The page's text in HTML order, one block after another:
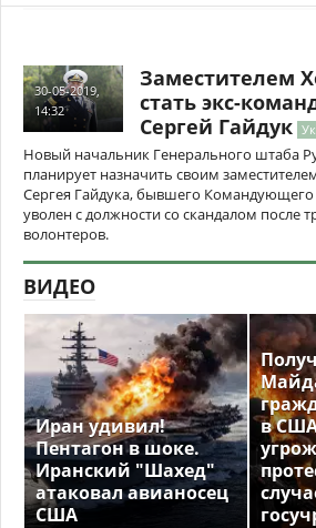
30-05-2019,
14:32
Заместителем
стать экс-
Сергей Гайдук
Новый начальник Генерального штаба
планирует назначить своим
Сергея Гайдука, бывшего
уволен с должности со скандалом после
волонтеров.
ВИДЕО
Иран удивил!
Пентагон в шоке.
Иранский "Шахед"
атаковал авианосец
США
в